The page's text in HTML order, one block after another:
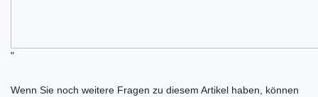
"
Wenn Sie noch weitere Fragen zu diesem Artikel haben, können